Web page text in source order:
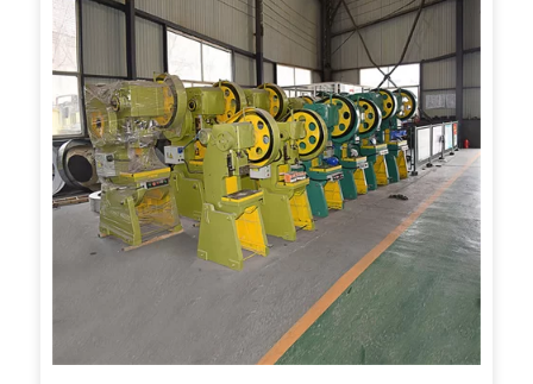
Сертификат: ЦЕ РОХС Главне предности: Преносиви и
лаки за руковање и удари брзо. : А: Како наручити9
Пошаљите нам упит – Преговори – Плаћање –
Производња/Залихе – Спреман терет – Испорука – Даља
сарадња Б: Шта кажете на политику узорка9 Ми ћемо вам
наплатити цену узорка што је мање могуће, чак понекад и
бесплатно узорак је могућ.